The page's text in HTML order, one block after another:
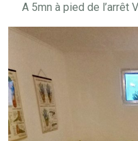
A 5mn à pied de l’arrêt